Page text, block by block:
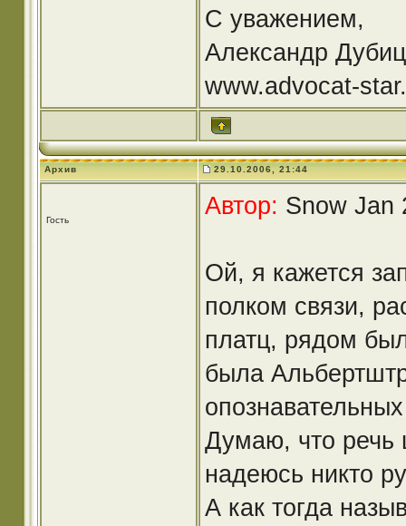
С уважением,
Александр
www.advocat-
Архив 29.10.2006, 21:44
Гость
Автор: Snow Jan
Ой, я кажется
полком связи,
платц, рядом
была
Думаю, что речь
надеюсь никто
А как тогда